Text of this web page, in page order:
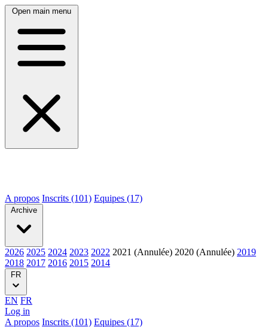
Open main menu
A propos Inscrits (101) Equipes (17)
Archive
2026 2025 2024 2023 2022 2021 (Annulée) 2020 (Annulée) 2019
2018 2017 2016 2015 2014
FR
EN FR
Log in
A propos Inscrits (101) Equipes (17)